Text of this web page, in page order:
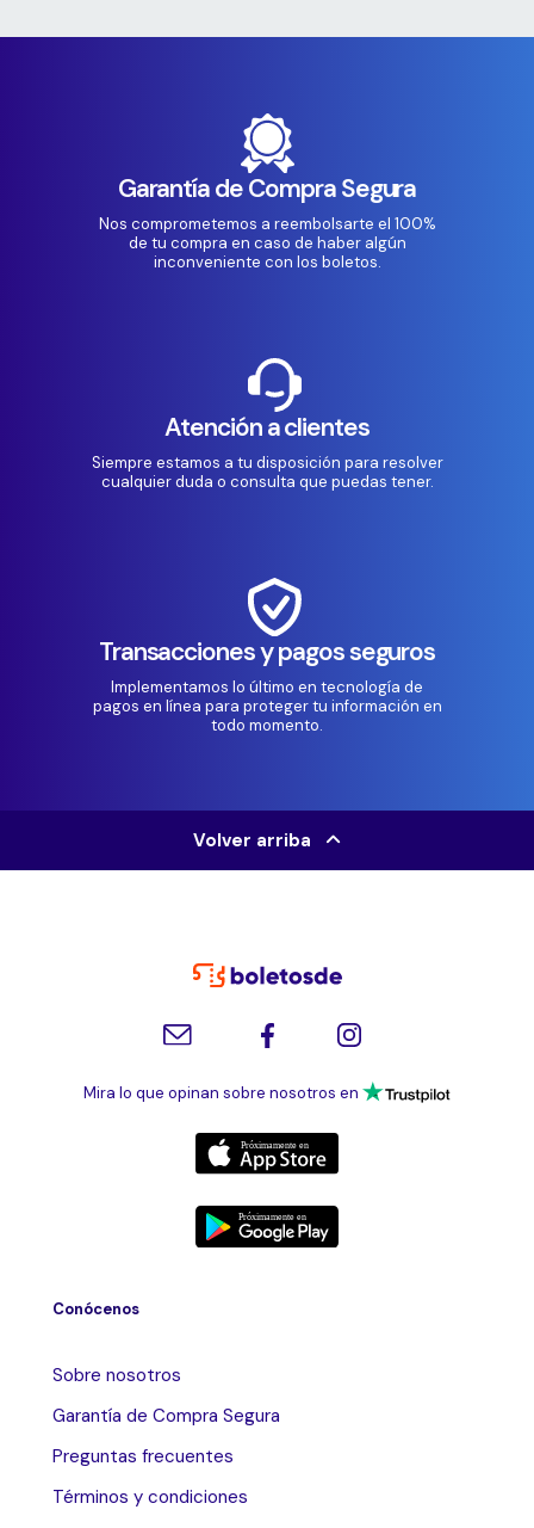
Garantía de Compra Segura
Nos comprometemos a reembolsarte el 100%
de tu compra en caso de haber algún
inconveniente con los boletos.
Atención a clientes
Siempre estamos a tu disposición para resolver
cualquier duda o consulta que puedas tener.
Transacciones y pagos seguros
Implementamos lo último en tecnología de
pagos en línea para proteger tu información en
todo momento.
Volver arriba
Mira lo que opinan sobre nosotros en
Conócenos
Sobre nosotros
Garantía de Compra Segura
Preguntas frecuentes
Términos y condiciones